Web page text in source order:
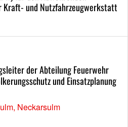
Kraft- und Nutzfahrzeugwerkstatt
der Abteilung Feuerwehr
und Einsatzplanung
Neckarsulm